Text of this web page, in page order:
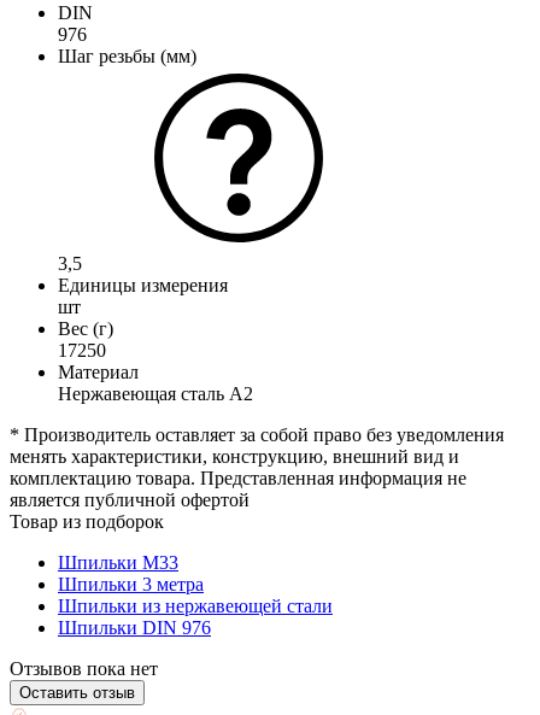
DIN
976
Шаг резьбы (мм)
3,5
Единицы измерения
шт
Вес (г)
17250
Материал
Нержавеющая сталь А2
* Производитель оставляет за собой право без уведомления
менять характеристики, конструкцию, внешний вид и
комплектацию товара. Представленная информация не
является публичной офертой
Товар из подборок
Шпильки М33
Шпильки 3 метра
Шпильки из нержавеющей стали
Шпильки DIN 976
Отзывов пока нет
Оставить отзыв